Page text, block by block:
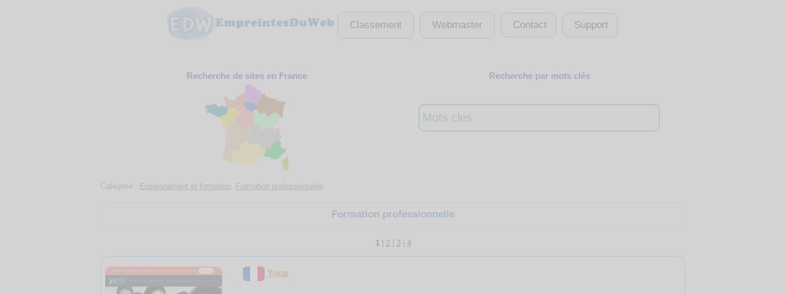
Classement Webmaster Contact Support
Recherche de sites en France Recherche par mots clés
Catégorie : Enseignement et formation Formation professionnelle
Formation professionnelle
1| 2| 3| 4
Yuup